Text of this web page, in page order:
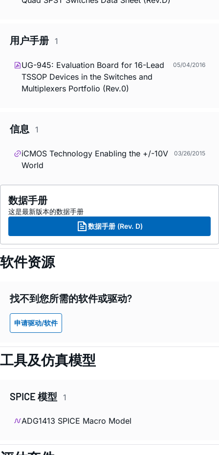
用户手册 1
UG-945: Evaluation Board for 16-Lead
TSSOP Devices in the Switches and
Multiplexers Portfolio (Rev.0)
05/04/2016
信息 1
iCMOS Technology Enabling the +/-10V
World
03/26/2015
数据手册
这是最新版本的数据手册
数据手册 (Rev. D)
软件资源
找不到您所需的软件或驱动?
申请驱动/软件
工具及仿真模型
SPICE 模型 1
ADG1413 SPICE Macro Model